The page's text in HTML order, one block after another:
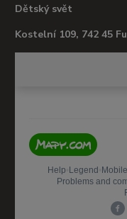
Dětský svět
Kostelní 109, 742 45